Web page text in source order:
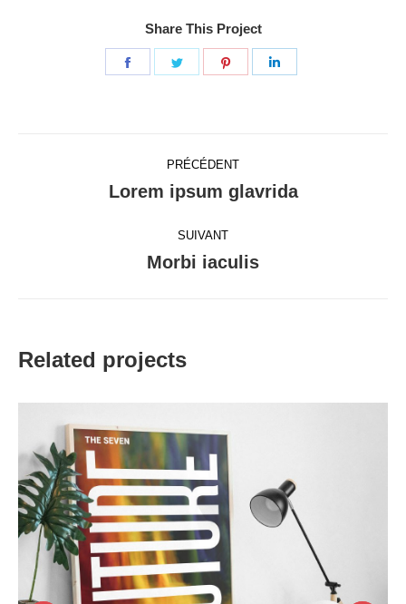
Share This Project
Partager Partager Partager
Navigation
commentaire
PRÉCÉDENT
Onglet
Lorem ipsum glavrida
SUIVANT
Projets
Morbi iaculis
Related projects